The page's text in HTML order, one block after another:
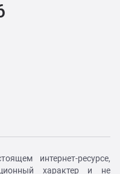
интернет-ресурсе,
характер и не